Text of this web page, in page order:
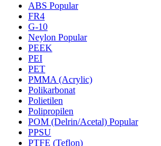
ABS Popular
FR4
G-10
Neylon Popular
PEEK
PEI
PET
PMMA (Acrylic)
Polikarbonat
Polietilen
Polipropilen
POM (Delrin/Acetal) Popular
PPSU
PTFE (Teflon)